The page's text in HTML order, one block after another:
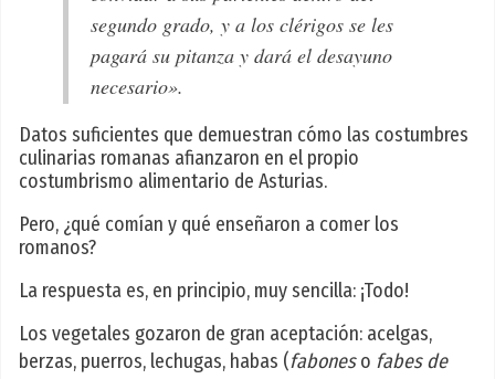
segundo grado, y a los clérigos se les
pagará su pitanza y dará el desayuno
necesario».
Datos suficientes que demuestran cómo las costumbres
culinarias romanas afianzaron en el propio
costumbrismo alimentario de Asturias.
Pero, ¿qué comían y qué enseñaron a comer los
romanos?
La respuesta es, en principio, muy sencilla: ¡Todo!
Los vegetales gozaron de gran aceptación: acelgas,
berzas, puerros, lechugas, habas (faboneso fabes de